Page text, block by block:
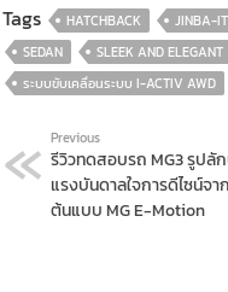
Tags HATCHBACK JINBA-
SEDAN
SLEEK AND ELEGANT
ระบบขับเคลื่อนระบบ I-ACTIV AWD
Previous
รีวิวทดสอบรถ MG3 รูปลั
แรงบันดาลใจการดีไซน์จา
ต้นแบบ MG E-Motion